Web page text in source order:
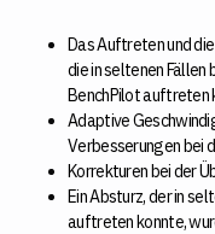
Das Auftreten und
die in seltenen Fällen
BenchPilot auftreten
Adaptive
Verbesserungen bei
Korrekturen bei der
Ein Absturz, der in
auftreten konnte,